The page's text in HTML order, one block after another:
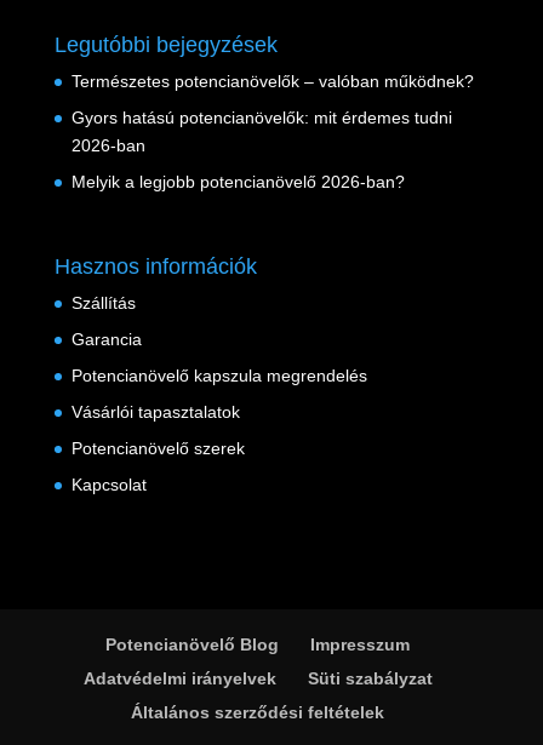
Legutóbbi bejegyzések
Természetes potencianövelők – valóban működnek?
Gyors hatású potencianövelők: mit érdemes tudni
2026-ban
Melyik a legjobb potencianövelő 2026-ban?
Hasznos információk
Szállítás
Garancia
Potencianövelő kapszula megrendelés
Vásárlói tapasztalatok
Potencianövelő szerek
Kapcsolat
Potencianövelő Blog
Impresszum
Adatvédelmi irányelvek
Süti szabályzat
Általános szerződési feltételek